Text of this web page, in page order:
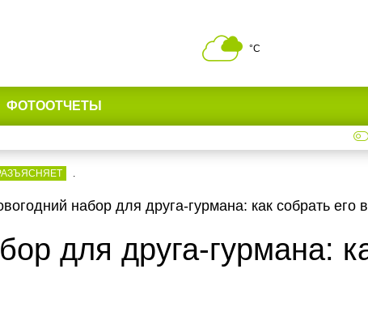
°С
ФОТООТЧЕТЫ
.
набор для друга-гурмана: как собрать его
для друга-гурмана: